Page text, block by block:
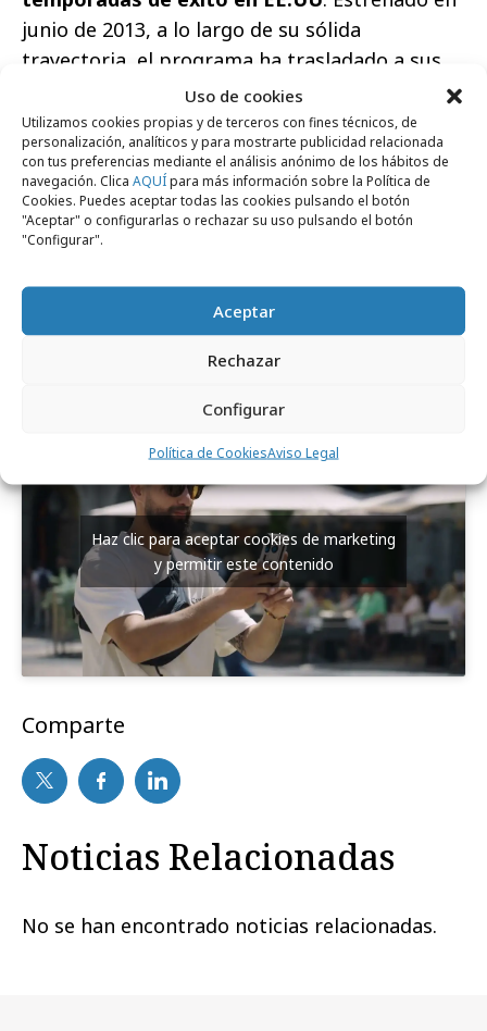
Uso de cookies
Utilizamos cookies propias y de terceros con fines técnicos, de
personalización, analíticos y para mostrarte publicidad relacionada
con tus preferencias mediante el análisis anónimo de los hábitos de
navegación. Clica AQUÍpara más información sobre la Política de
Cookies. Puedes aceptar todas las cookies pulsando el botón
"Aceptar" o configurarlas o rechazar su uso pulsando el botón
"Configurar".
Aceptar
Rechazar
Configurar
Política de CookiesAviso Legal
junio de 2013, a lo largo de su sólida
trayectoria, el programa ha trasladado a sus
intrépidos aventureros a países como
Tanzania, Mozambique, Botsuana, Camboya,
Filipinas, India, Malasia, México, Costa Rica,
Panamá, Colombia, Ecuador, Bolivia, Brasil,
Perú o Australia, entre otros. AVENTURA EN
PELOTAS: ESPAÑA es una producción
Abelenda es el productor ejecutivo por parte
de WBITVP, con Melisa Moya como directora
del programa; Zaida Serrano-Piedecasas y
Haz clic para aceptar cookies de marketing
y permitir este contenido
Comparte
Noticias Relacionadas
No se han encontrado noticias relacionadas.